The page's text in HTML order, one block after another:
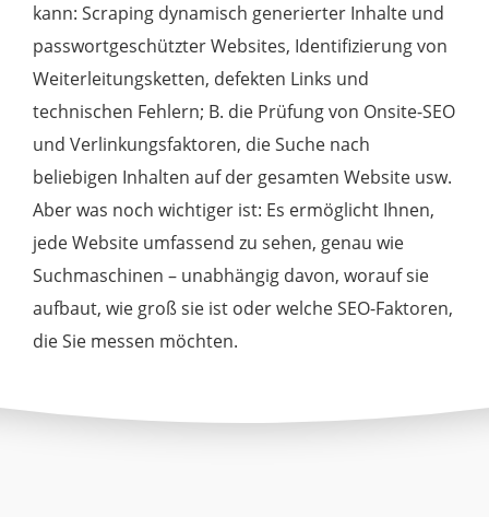
kann: Scraping dynamisch generierter Inhalte und
passwortgeschützter Websites, Identifizierung von
Weiterleitungsketten, defekten Links und
technischen Fehlern; B. die Prüfung von Onsite-SEO
und Verlinkungsfaktoren, die Suche nach
beliebigen Inhalten auf der gesamten Website usw.
Aber was noch wichtiger ist: Es ermöglicht Ihnen,
jede Website umfassend zu sehen, genau wie
Suchmaschinen – unabhängig davon, worauf sie
aufbaut, wie groß sie ist oder welche SEO-Faktoren,
die Sie messen möchten.